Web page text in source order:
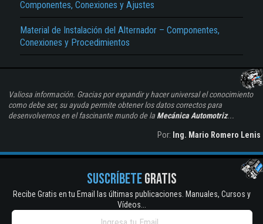
Componentes, Conexiones y Ajustes
Material de Instalación del Alternador – Componentes,
Conexiones y Procedimientos
Valiosa información. Gracias por expandir y hacer universal el conocimiento
como debe ser, su ayuda permite obtener los datos correctos para
desenvolvernos en el fascinante mundo de la Mecánica Automotriz...
Por: Ing. Mario Romero Lenis
SUSCRÍBETEGRATIS
Recibe Gratis en tu Email las últimas publicaciones. Manuales, Cursos y
Vídeos...